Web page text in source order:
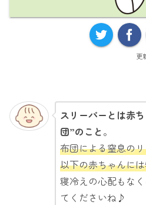
スリーパーとは赤
団”のこと。
布団による窒息の
以下の赤ちゃんに
寝冷えの心配もな
てくださいね♪